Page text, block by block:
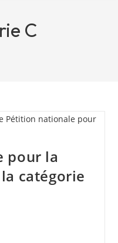
C
pour la
catégorie